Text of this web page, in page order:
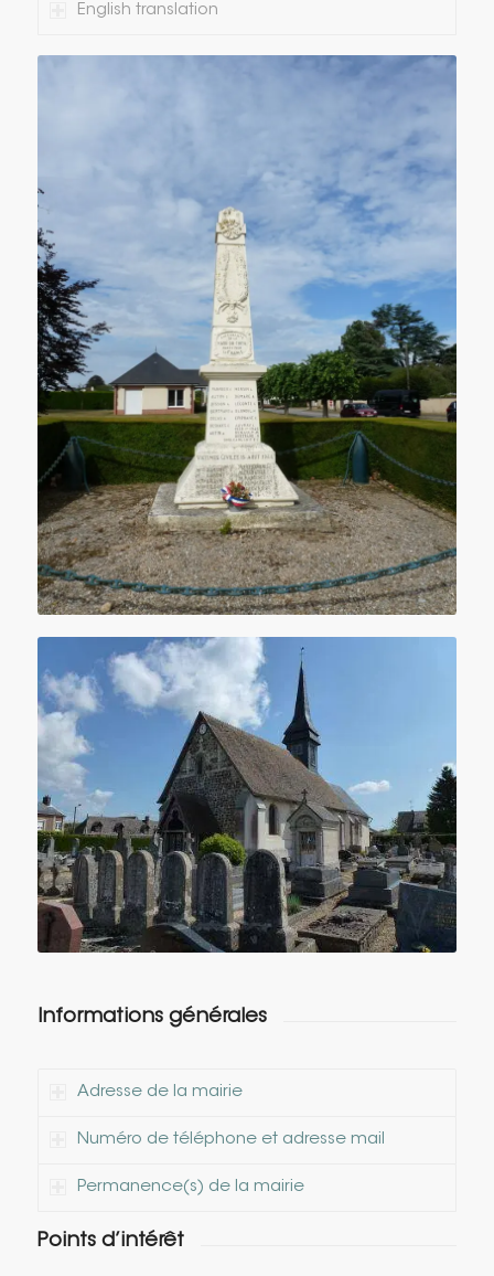
English translation
Informations générales
Adresse de la mairie
Numéro de téléphone et adresse mail
Permanence(s) de la mairie
Points d’intérêt